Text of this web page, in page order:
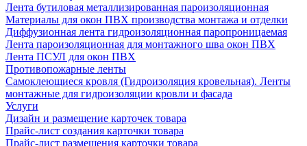
Лента бутиловая металлизированная пароизоляционная
Материалы для окон ПВХ производства монтажа и отделки
Диффузионная лента гидроизоляционная паропроницаемая
Лента пароизоляционная для монтажного шва окон ПВХ
Лента ПСУЛ для окон ПВХ
Противопожарные ленты
Самоклеющиеся кровля (Гидроизоляция кровельная). Ленты
монтажные для гидроизоляции кровли и фасада
Услуги
Дизайн и размещение карточек товара
Прайс-лист создания карточки товара
Прайс-лист размещения карточки товара